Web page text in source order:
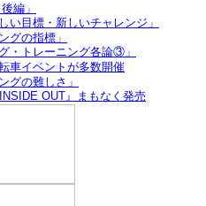
編」
い目標・新しいチャレンジ」
グの指標」
・トレーニング各論③」
車イベントが多数開催
グの難しさ」
OUT』まもなく発売